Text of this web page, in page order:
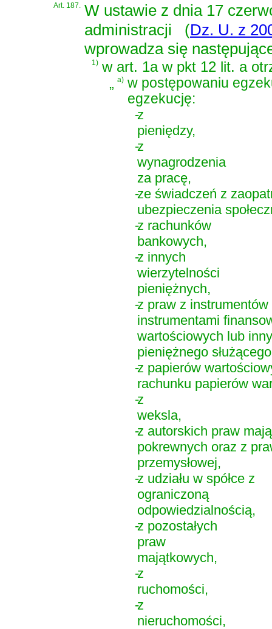
Art. 187. W ustawie z dnia 17
administracji
(Dz. U. z
wprowadza się
1) w art. 1a w pkt 12 lit. a
„a) w postępowaniu
egzekucję:
-
z
pieniędzy,
-
z
wynagrodzenia
za pracę,
-
ze świadczeń z
ubezpieczenia
-
z rachunków
bankowych,
-
z innych
wierzytelności
pieniężnych,
-
z praw z
instrumentami
wartościowych lub
pieniężnego
-
z papierów
rachunku papierów
-
z
weksla,
-
z autorskich praw
pokrewnych oraz z
przemysłowej,
-
z udziału w spółce z
ograniczoną
odpowiedzialnością,
-
z pozostałych
praw
majątkowych,
-
z
ruchomości,
-
z
nieruchomości,